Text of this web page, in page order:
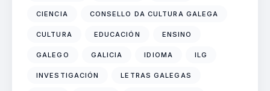
CIENCIA CONSELLO DA CULTURA GALEGA
CULTURA EDUCACIÓN ENSINO
GALEGO GALICIA IDIOMA ILG
INVESTIGACIÓN LETRAS GALEGAS